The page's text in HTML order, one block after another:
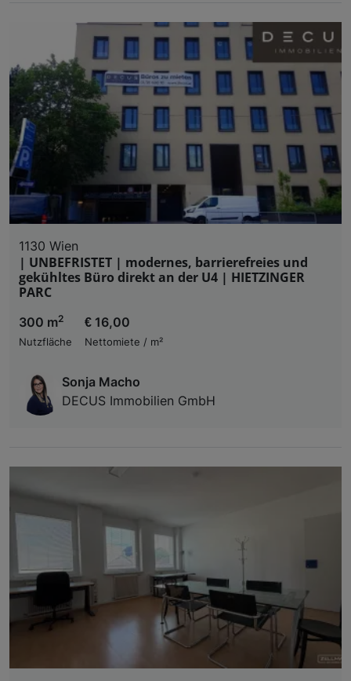
1130 Wien
| UNBEFRISTET | modernes, barrierefreies und
gekühltes Büro direkt an der U4 | HIETZINGER
PARC
300 m2
Nutzfläche
€ 16,00
Nettomiete / m²
Sonja Macho
DECUS Immobilien GmbH